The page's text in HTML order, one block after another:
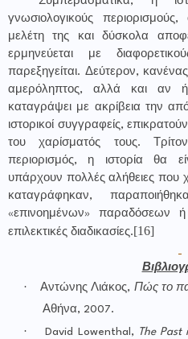
γνωσιολογικούς περιορισμούς,
μελέτη της και δύσκολα
ερμηνεύεται με
παρεξηγείται. Δεύτερον,
αμερόληπτος, αλλά και αν
καταγράψει με ακρίβεια την
ιστορικοί συγγραφείς,
του χαρίσματός τους.
περιορισμός, η ιστορία θα
υπάρχουν πολλές αλήθειες που
καταγράφηκαν,
«επινοημένων» παραδόσεων
επιλεκτικές διαδικασίες.[16]
· Αντώνης Λιάκος, Πώς το
Αθήνα, 2007.
· David Lowenthal, The Past